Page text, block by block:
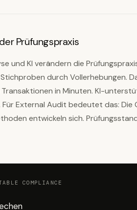
Prüfungspraxis
und KI verändern die
durch Vollerhebungen.
in Minuten. KI-
External Audit bedeutet das: Die
entwickeln sich.
COMPLIANCE